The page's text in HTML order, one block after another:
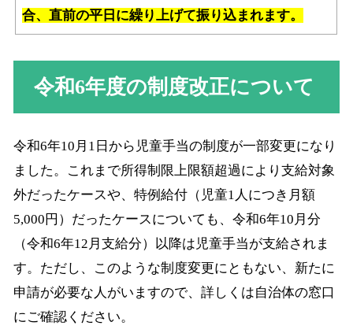
合、直前の平日に繰り上げて振り込まれます。
令和6年度の制度改正について
令和6年10月1日から児童手当の制度が一部変更になり
ました。これまで所得制限上限額超過により支給対象
外だったケースや、特例給付（児童1人につき月額
5,000円）だったケースについても、令和6年10月分
（令和6年12月支給分）以降は児童手当が支給されま
す。ただし、このような制度変更にともない、新たに
申請が必要な人がいますので、詳しくは自治体の窓口
にご確認ください。